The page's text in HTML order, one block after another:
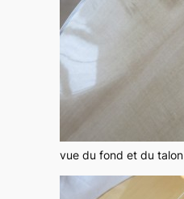
vue du fond et du talon